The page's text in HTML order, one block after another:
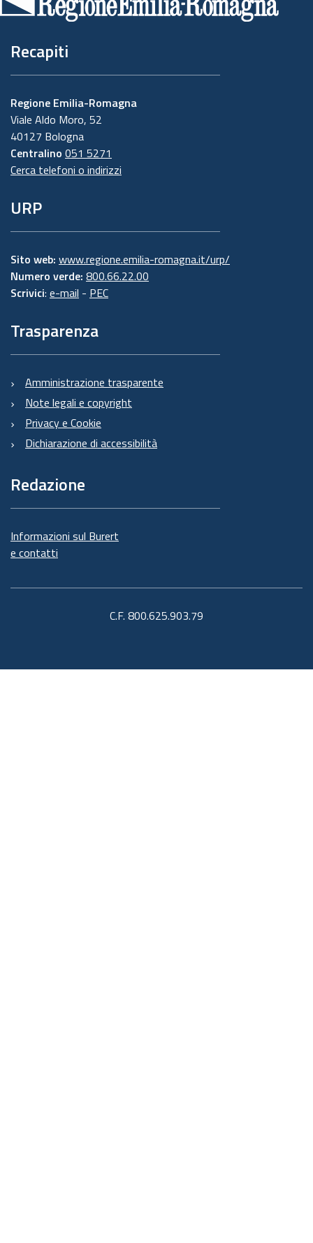
pagina
Recapiti
Regione Emilia-Romagna
Viale Aldo Moro, 52
40127 Bologna
Centralino 051 5271
Cerca telefoni o indirizzi
URP
Sito web: www.regione.emilia-romagna.it/urp/
Numero verde: 800.66.22.00
Scrivici: e-mail - PEC
Trasparenza
Amministrazione trasparente
Note legali e copyright
Privacy e Cookie
Dichiarazione di accessibilità
Redazione
Informazioni sul Burert
e contatti
C.F. 800.625.903.79